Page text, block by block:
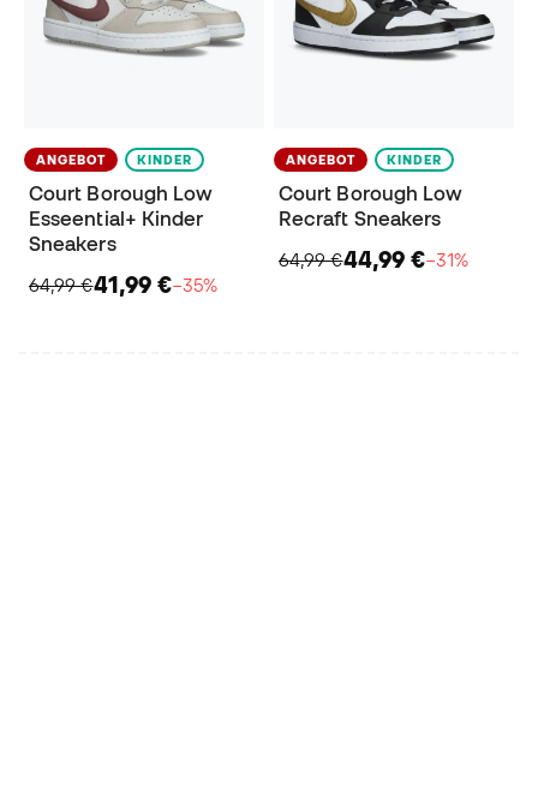
ANGEBOT KINDER
Court Borough Low
Esseential+ Kinder
Sneakers
64,99 €41,99 €−35%
ANGEBOT KINDER
Court Borough Low
Recraft Sneakers
64,99 €44,99 €−31%